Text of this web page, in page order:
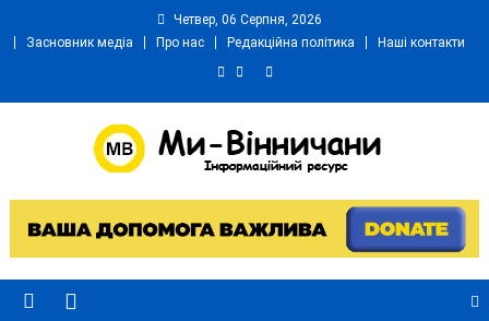
Четвер, 06 Серпня, 2026
Засновник медіа
Про нас Редакційна політика Наші контакти
Ми Вінничани